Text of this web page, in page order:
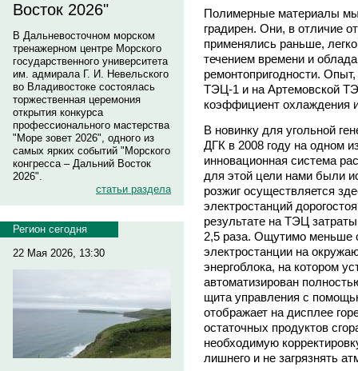
Восток 2026"
В Дальневосточном морском
тренажерном центре Морского
государственного университета
им. адмирала Г. И. Невельского
во Владивостоке состоялась
торжественная церемония
открытия конкурса
профессионального мастерства
"Море зовет 2026", одного из
самых ярких событий "Морского
конгресса – Дальний Восток
2026".
статьи раздела
Регион сегодня
22 Мая 2026, 13:30
Полимерные материалы мы
градирен. Они, в отличие
применялись раньше,
течением времени и
ремонтопригодности.
ТЭЦ-1 и на Артемовской
коэффициент охлаждения
В новинку для угольной
ДГК в 2008 году на одном
инновационная система
для этой цели нами были
розжиг осуществляется
электростанций
результате на ТЭЦ
2,5 раза. Ощутимо меньше
электростанции на
энергоблока, на котором
автоматизирован
щита управления с
отображает на дисплее
остаточных продуктов
необходимую
лишнего и не загрязнять